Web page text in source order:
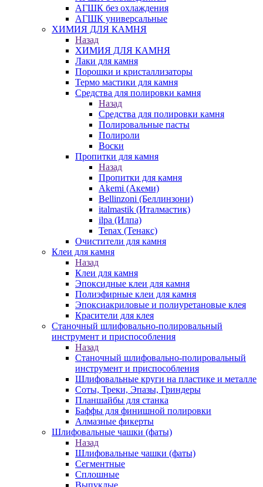
АГШК без охлаждения
АГШК универсальные
ХИМИЯ ДЛЯ КАМНЯ
Назад
ХИМИЯ ДЛЯ КАМНЯ
Лаки для камня
Порошки и кристаллизаторы
Термо мастики для камня
Средства для полировки камня
Назад
Средства для полировки камня
Полировальные пасты
Полироли
Воски
Пропитки для камня
Назад
Пропитки для камня
Akemi (Акеми)
Bellinzoni (Беллинзони)
italmastik (Италмастик)
ilpa (Илпа)
Tenax (Тенакс)
Очистители для камня
Клеи для камня
Назад
Клеи для камня
Эпоксидные клеи для камня
Полиэфирные клеи для камня
Эпоксиакриловые и полиуретановые клея
Красители для клея
Станочный шлифовально-полировальный
инструмент и приспособления
Назад
Станочный шлифовально-полировальный
инструмент и приспособления
Шлифовальные круги на пластике и металле
Соты, Треки, Эпазы, Гриндеры
Планшайбы для станка
Баффы для финишной полировки
Алмазные фикерты
Шлифовальные чашки (фаты)
Назад
Шлифовальные чашки (фаты)
Сегментные
Сплошные
Выпуклые